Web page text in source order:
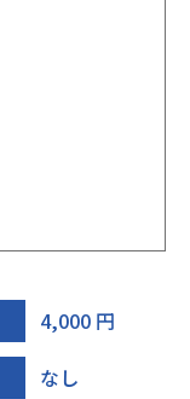
4,000 円
なし